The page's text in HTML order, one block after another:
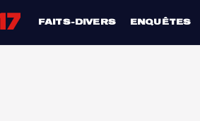
FAITS-DIVERS ENQUÊTES